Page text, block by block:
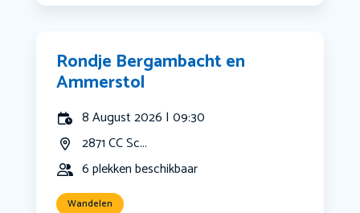
Rondje Bergambacht en
Ammerstol
8 August 2026 | 09:30
2871 CC Sc...
6 plekken beschikbaar
Wandelen